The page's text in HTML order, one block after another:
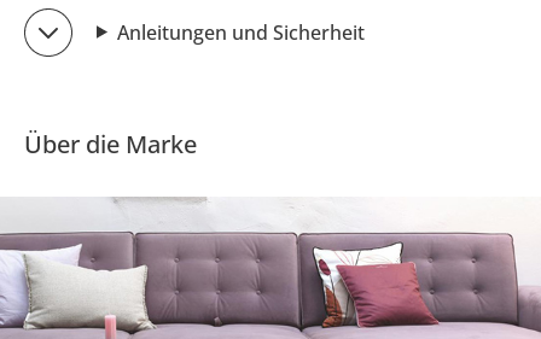
Anleitungen und Sicherheit
Über die Marke